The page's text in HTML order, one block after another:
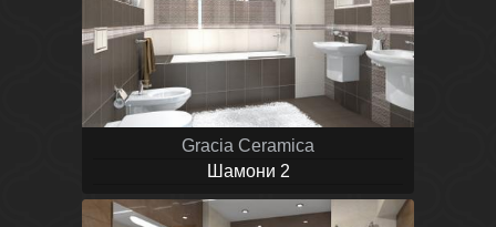
Gracia Ceramica
Шамони 2